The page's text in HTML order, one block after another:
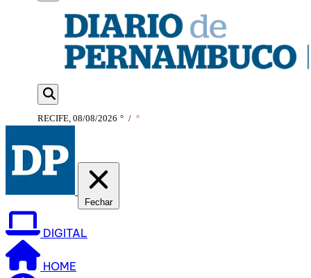
RECIFE, 08/08/2026 ° / °
Fechar
DIGITAL
HOME